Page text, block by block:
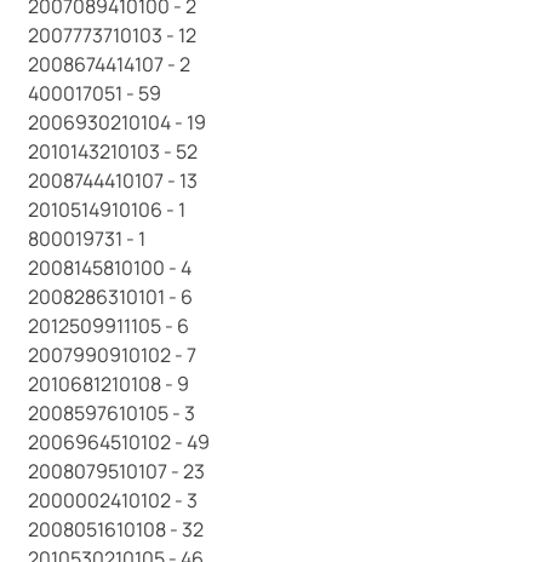
2007089410100 - 2
2007773710103 - 12
2008674414107 - 2
400017051 - 59
2006930210104 - 19
2010143210103 - 52
2008744410107 - 13
2010514910106 - 1
800019731 - 1
2008145810100 - 4
2008286310101 - 6
2012509911105 - 6
2007990910102 - 7
2010681210108 - 9
2008597610105 - 3
2006964510102 - 49
2008079510107 - 23
2000002410102 - 3
2008051610108 - 32